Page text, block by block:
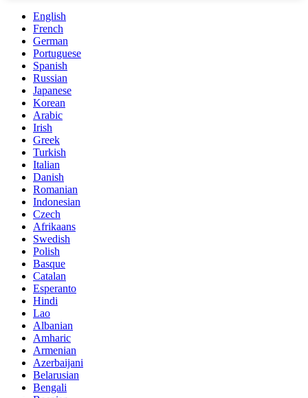
English
French
German
Portuguese
Spanish
Russian
Japanese
Korean
Arabic
Irish
Greek
Turkish
Italian
Danish
Romanian
Indonesian
Czech
Afrikaans
Swedish
Polish
Basque
Catalan
Esperanto
Hindi
Lao
Albanian
Amharic
Armenian
Azerbaijani
Belarusian
Bengali